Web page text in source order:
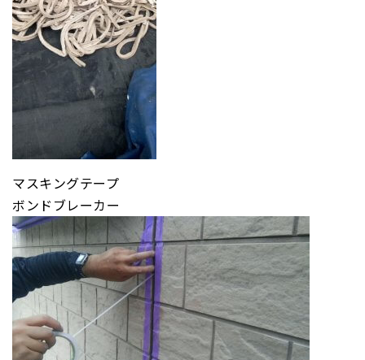
マスキングテープ
ボンドブレーカー